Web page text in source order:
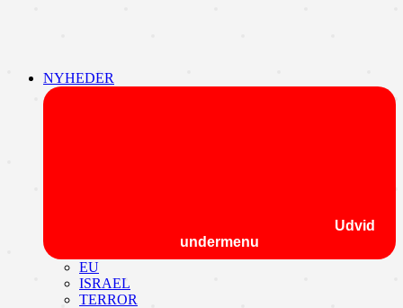
NYHEDER
Udvid
undermenu
EU
ISRAEL
TERROR